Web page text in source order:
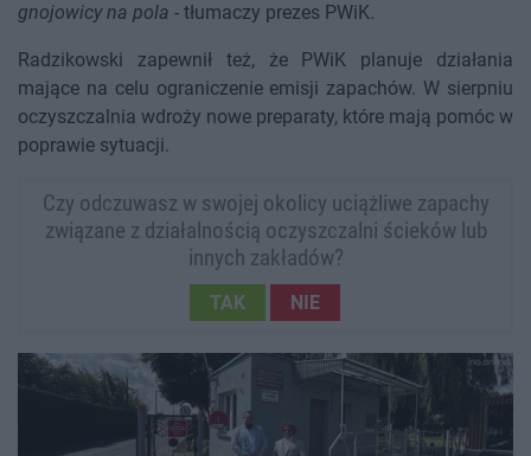
gnojowicy na pola - tłumaczy prezes PWiK.
Radzikowski zapewnił też, że PWiK planuje działania
mające na celu ograniczenie emisji zapachów. W sierpniu
oczyszczalnia wdroży nowe preparaty, które mają pomóc w
poprawie sytuacji.
Czy odczuwasz w swojej okolicy uciążliwe zapachy
związane z działalnością oczyszczalni ścieków lub
innych zakładów?
TAK NIE